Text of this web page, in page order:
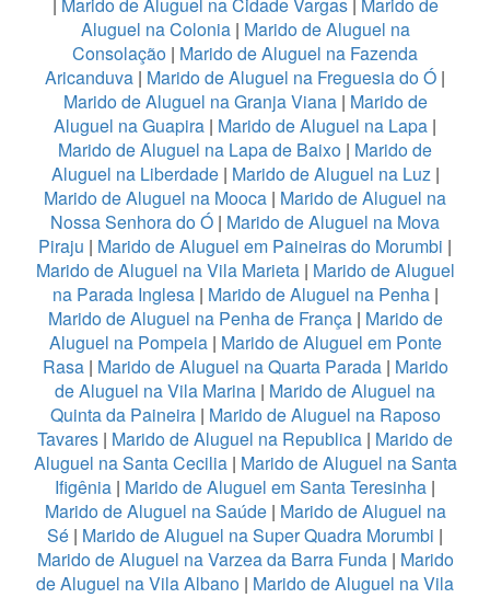
Aluguel na Colonia| Marido de Aluguel na
Consolação | Marido de Aluguel na Fazenda
Aricanduva | Marido de Aluguel na Freguesia do Ó |
Marido de Aluguel na Granja Viana| Marido de
Aluguel na Guapira | Marido de Aluguel na Lapa |
Marido de Aluguel na Lapa de Baixo | Marido de
Aluguel na Liberdade | Marido de Aluguel na Luz|
Marido de Aluguel na Mooca | Marido de Aluguel na
Nossa Senhora do Ó | Marido de Aluguel na Mova
Piraju | Marido de Aluguel em Paineiras do Morumbi |
Marido de Aluguel na Vila Marieta| Marido de Aluguel
na Parada Inglesa | Marido de Aluguel na Penha|
Marido de Aluguel na Penha de França | Marido de
Aluguel na Pompeia| Marido de Aluguel em Ponte
Rasa| Marido de Aluguel na Quarta Parada| Marido
de Aluguel na Vila Marina | Marido de Aluguel na
Quinta da Paineira| Marido de Aluguel na Raposo
Tavares | Marido de Aluguel na Republica | Marido de
Aluguel na Santa Cecilia| Marido de Aluguel na Santa
Ifigênia | Marido de Aluguel em Santa Teresinha |
Marido de Aluguel na Saúde| Marido de Aluguel na
Sé | Marido de Aluguel na Super Quadra Morumbi |
Marido de Aluguel na Varzea da Barra Funda| Marido
de Aluguel na Vila Albano | Marido de Aluguel na Vila